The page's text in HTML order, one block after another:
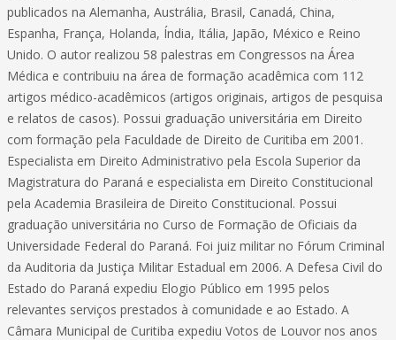
publicados na Alemanha, Austrália, Brasil, Canadá, China,
Espanha, França, Holanda, Índia, Itália, Japão, México e Reino
Unido. O autor realizou 58 palestras em Congressos na Área
Médica e contribuiu na área de formação acadêmica com 112
artigos médico-acadêmicos (artigos originais, artigos de pesquisa
e relatos de casos). Possui graduação universitária em Direito
com formação pela Faculdade de Direito de Curitiba em 2001.
Especialista em Direito Administrativo pela Escola Superior da
Magistratura do Paraná e especialista em Direito Constitucional
pela Academia Brasileira de Direito Constitucional. Possui
graduação universitária no Curso de Formação de Oficiais da
Universidade Federal do Paraná. Foi juiz militar no Fórum Criminal
da Auditoria da Justiça Militar Estadual em 2006. A Defesa Civil do
Estado do Paraná expediu Elogio Público em 1995 pelos
relevantes serviços prestados à comunidade e ao Estado. A
Câmara Municipal de Curitiba expediu Votos de Louvor nos anos